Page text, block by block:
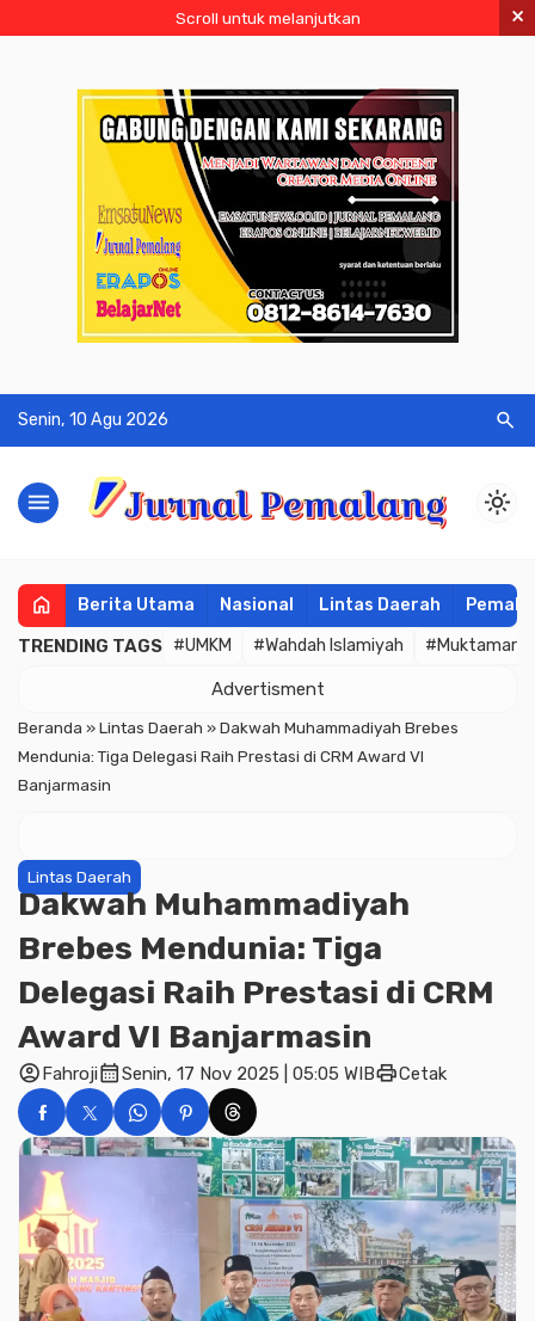
Scroll untuk melanjutkan ×
Senin, 10 Agu 2026 search
menu light_mode
home Berita Utama Nasional Lintas Daerah
TRENDING TAGS #UMKM #Wahdah Islamiyah #Muktamar
Advertisment
Beranda »Lintas Daerah »Dakwah Muhammadiyah Brebes
Mendunia: Tiga Delegasi Raih Prestasi di CRM Award VI
Banjarmasin
Lintas Daerah
Dakwah Muhammadiyah
Brebes Mendunia: Tiga
Delegasi Raih Prestasi di CRM
Award VI Banjarmasin
account_circleFahrojicalendar_monthSenin, 17 Nov 2025 | 05:05 WIBprintCetak